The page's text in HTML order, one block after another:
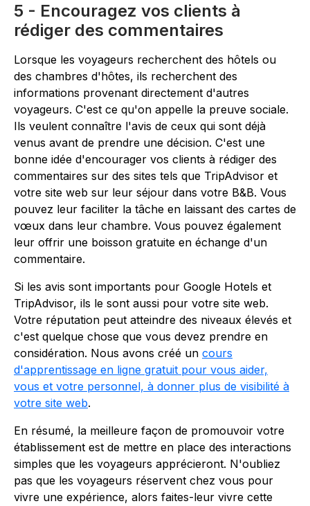
5 - Encouragez vos clients à
rédiger des commentaires
Lorsque les voyageurs recherchent des hôtels ou
des chambres d'hôtes, ils recherchent des
informations provenant directement d'autres
voyageurs. C'est ce qu'on appelle la preuve sociale.
Ils veulent connaître l'avis de ceux qui sont déjà
venus avant de prendre une décision. C'est une
bonne idée d'encourager vos clients à rédiger des
commentaires sur des sites tels que TripAdvisor et
votre site web sur leur séjour dans votre B&B. Vous
pouvez leur faciliter la tâche en laissant des cartes de
vœux dans leur chambre. Vous pouvez également
leur offrir une boisson gratuite en échange d'un
commentaire.
Si les avis sont importants pour Google Hotels et
TripAdvisor, ils le sont aussi pour votre site web.
Votre réputation peut atteindre des niveaux élevés et
c'est quelque chose que vous devez prendre en
considération. Nous avons créé un cours
d'apprentissage en ligne gratuit pour vous aider,
vous et votre personnel, à donner plus de visibilité à
votre site web.
En résumé, la meilleure façon de promouvoir votre
établissement est de mettre en place des interactions
simples que les voyageurs apprécieront. N'oubliez
pas que les voyageurs réservent chez vous pour
vivre une expérience, alors faites-leur vivre cette